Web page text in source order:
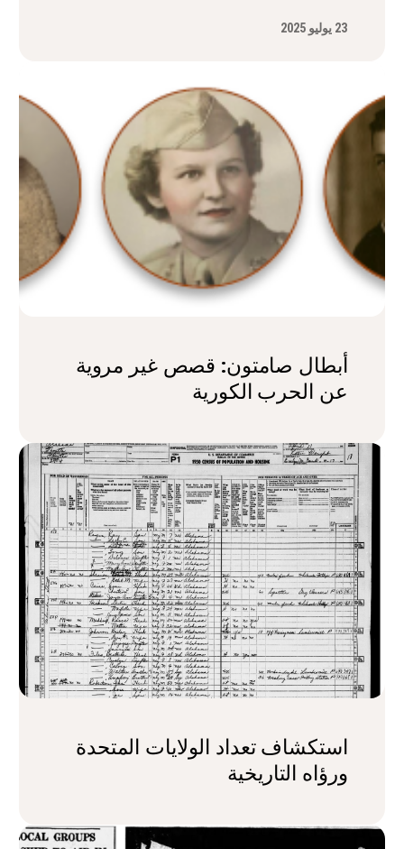
23 يوليو 2025
أبطال صامتون: قصص غير مروية
عن الحرب الكورية
استكشاف تعداد الولايات المتحدة
ورؤاه التاريخية